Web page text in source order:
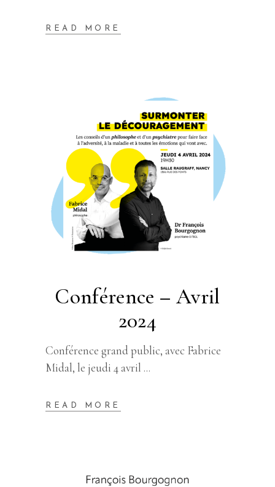
READ MORE
Conférence – Avril
2024
Conférence grand public, avec Fabrice
Midal, le jeudi 4 avril
READ MORE